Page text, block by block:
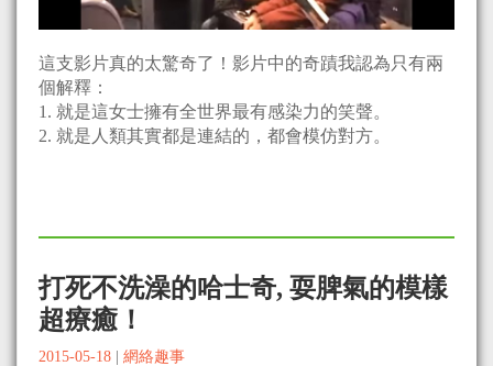
這支影片真的太驚奇了！影片中的奇蹟我認為只有兩
個解釋：
1. 就是這女士擁有全世界最有感染力的笑聲。
2. 就是人類其實都是連結的，都會模仿對方。
打死不洗澡的哈士奇, 耍脾氣的模樣
超療癒！
2015-05-18 | 網絡趣事